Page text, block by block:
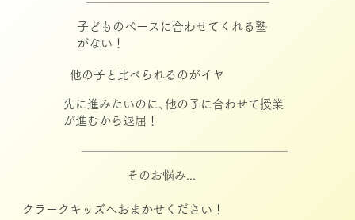
子どものペースに合わせてくれる塾
がない！
他の子と比べられるのがイヤ
先に進みたいのに､他の子に合わせて授業
が進むから退屈！
そのお悩み...
クラークキッズへおまかせください！